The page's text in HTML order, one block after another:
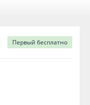
Первый бесплатно